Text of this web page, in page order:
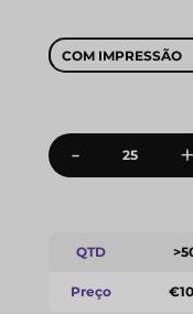
COM IMPRESSÃO
- +
QTD
Preço